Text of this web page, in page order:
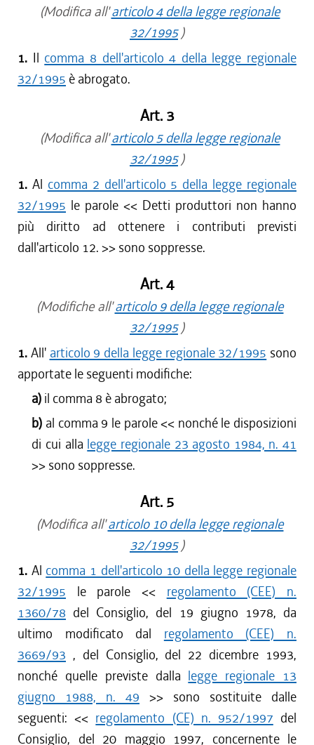
(Modifica all'articolo 4 della legge regionale
32/1995)
1. Il comma 8 dell'articolo 4 della legge regionale
32/1995 è abrogato.
Art. 3
(Modifica all'articolo 5 della legge regionale
32/1995)
1. Al comma 2 dell'articolo 5 della legge regionale
32/1995 le parole << Detti produttori non hanno
più diritto ad ottenere i contributi previsti
dall'articolo 12. >> sono soppresse.
Art. 4
(Modifiche all'articolo 9 della legge regionale
32/1995)
1. All' articolo 9 della legge regionale 32/1995 sono
apportate le seguenti modifiche:
a) il comma 8 è abrogato;
b) al comma 9 le parole << nonché le disposizioni
di cui alla legge regionale 23 agosto 1984, n. 41
>> sono soppresse.
Art. 5
(Modifica all'articolo 10 della legge regionale
32/1995)
1. Al comma 1 dell'articolo 10 della legge regionale
32/1995 le parole << regolamento (CEE) n.
1360/78 del Consiglio, del 19 giugno 1978, da
ultimo modificato dal regolamento (CEE) n.
3669/93 , del Consiglio, del 22 dicembre 1993,
nonché quelle previste dalla legge regionale 13
giugno 1988, n. 49 >> sono sostituite dalle
seguenti: << regolamento (CE) n. 952/1997 del
Consiglio, del 20 maggio 1997, concernente le